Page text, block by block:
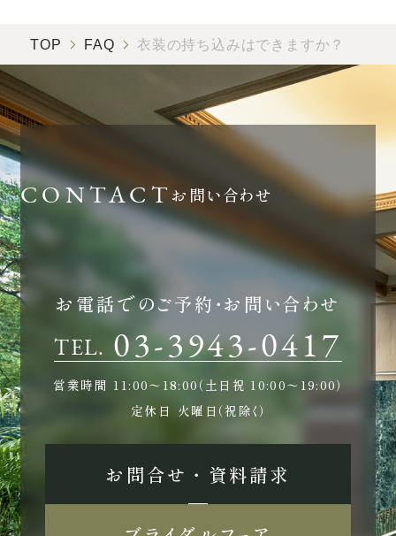
〒112-8680 東京都文京区関口2-10-8
ホテルサイト
プライバシーポリシー
TOP FAQ 衣装の持ち込みはできますか？
お問い合わせ
お電話でのご予約・お問い合わせ
TEL. 03-3943-0417
営業時間 11:00〜18:00（土日祝 10:00〜19:00）
定休日 火曜日（祝除く）
お問合せ ・ 資料請求